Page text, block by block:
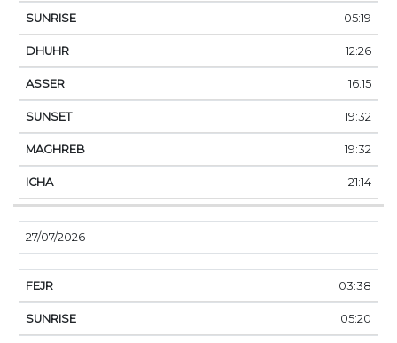
05:19
12:26
16:15
19:32
19:32
21:14
27/07/2026
03:38
05:20